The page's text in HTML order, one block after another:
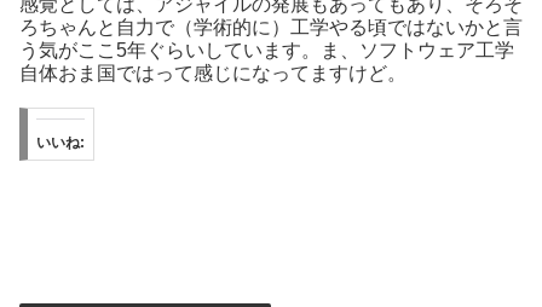
感覚としては、アジャイルの発展もあってもあり、そろそ
ろちゃんと自力で（学術的に）工学やる頃ではないかと言
う気がここ5年ぐらいしています。ま、ソフトウェア工学
自体おま国ではって感じになってますけど。
いいね: